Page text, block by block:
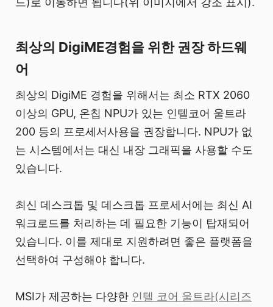
최상의 DigiME경험을 위한 권장 하드웨
어
최상의 DigiME 경험을 위해서는 최소 RTX 2060
이상의 GPU, 온칩 NPU가 있는 인텔코어 울트라
200 등의 프로세서사용을 권장합니다. NPU가 없
는 시스템에서는 대신 내장 그래픽을 사용할 수도
있습니다.
최신 데스크톱 및 데스크톱 프로세서에는 최신 AI
워크로드를 처리하는 데 필요한 기능이 탑재되어
있습니다. 이를 제대로 지원하려면 좋은 플랫폼을
선택하여 구성해야 합니다.
MSI가 제공하는 다양한 인텔 코어 울트라(시리즈